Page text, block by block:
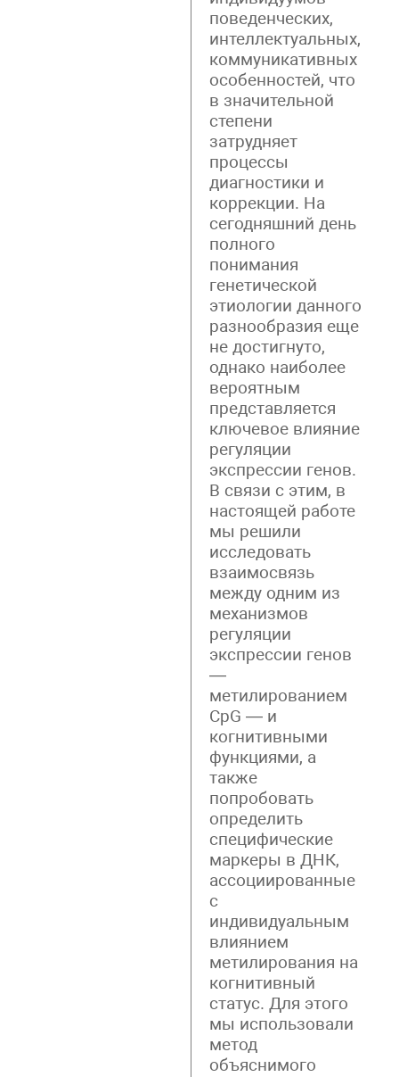
поведенческих,
интеллектуальных,
коммуникативных
особенностей, что
в значительной
степени
затрудняет
процессы
диагностики и
коррекции. На
сегодняшний день
полного
понимания
генетической
этиологии данного
разнообразия еще
не достигнуто,
однако наиболее
вероятным
представляется
ключевое влияние
регуляции
экспрессии генов.
В связи с этим, в
настоящей работе
мы решили
исследовать
взаимосвязь
между одним из
механизмов
регуляции
экспрессии генов
—
метилированием
CpG — и
когнитивными
функциями, а
также
попробовать
определить
специфические
маркеры в ДНК,
ассоциированные
с
индивидуальным
влиянием
метилирования на
когнитивный
статус. Для этого
мы использовали
метод
объяснимого